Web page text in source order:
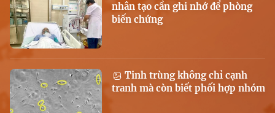
nhân tạo cần ghi nhớ để phòng
biến chứng
Tinh trùng không chỉ cạnh
tranh mà còn biết phối hợp nhóm